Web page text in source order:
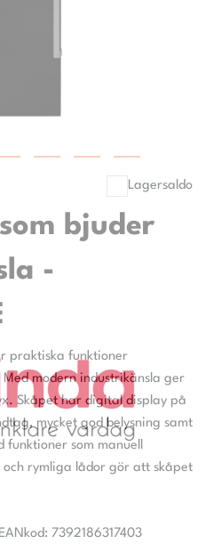
Lagersaldo
bjuder
-
praktiska funktioner
modern industrikänsla ger
Skåpet har digital display på
mycket god belysning samt
som manuell
rymliga lådor gör att skåpet
EANkod: 7392186317403